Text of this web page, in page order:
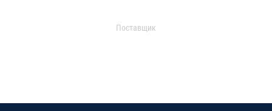
Поставщик